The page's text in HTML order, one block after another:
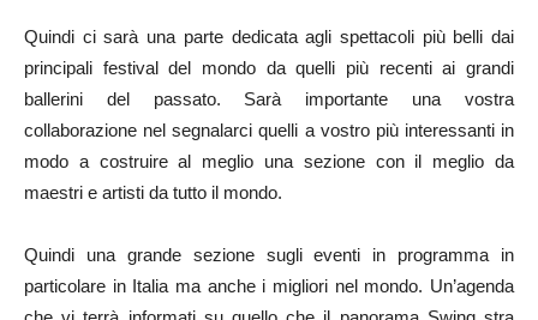
Quindi ci sarà una parte dedicata agli spettacoli più belli dai
principali festival del mondo da quelli più recenti ai grandi
ballerini del passato. Sarà importante una vostra
collaborazione nel segnalarci quelli a vostro più interessanti in
modo a costruire al meglio una sezione con il meglio da
maestri e artisti da tutto il mondo.
Quindi una grande sezione sugli eventi in programma in
particolare in Italia ma anche i migliori nel mondo. Un’agenda